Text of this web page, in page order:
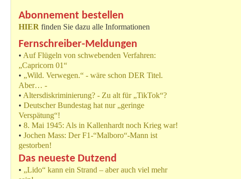
Abonnement bestellen
HIER finden Sie dazu alle Informationen
Fernschreiber-Meldungen
• Auf Flügeln von schwebenden Verfahren:
„Capricorn 01“
• „Wild. Verwegen.“ - wäre schon DER Titel.
Aber… -
• Altersdiskriminierung? - Zu alt für „TikTok“?
• Deutscher Bundestag hat nur „geringe
Verspätung“!
• 8. Mai 1945: Als in Kallenhardt noch Krieg war!
• Jochen Mass: Der F1-“Malboro“-Mann ist
gestorben!
Das neueste Dutzend
• „Lido“ kann ein Strand – aber auch viel mehr